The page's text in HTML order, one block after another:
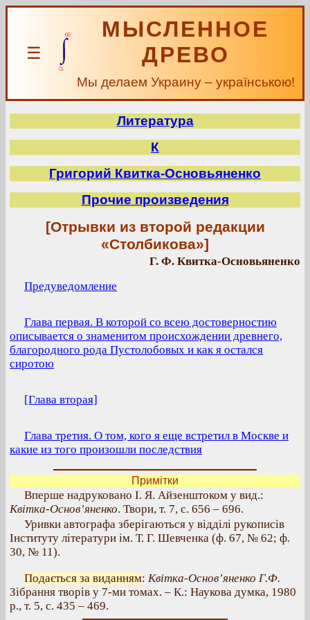
☰
МЫСЛЕННОЕ
ДРЕВО
Мы делаем Украину – українською!
Литература
К
Григорий Квитка-Основьяненко
Прочие произведения
[Отрывки из второй редакции
«Столбикова»]
Г. Ф. Квитка-Основьяненко
Предуведомление
Глава первая. В которой со всею достоверностию
описывается о знаменитом происхождении древнего,
благородного рода Пустолобовых и как я остался
сиротою
[Глава вторая]
Глава третия. О том, кого я еще встретил в Москве и
какие из того произошли последствия
Примітки
Вперше надруковано І. Я. Айзенштоком у вид.:
Квітка-Основ’яненко. Твори, т. 7, с. 656 – 696.
Уривки автографа зберігаються у відділі рукописів
Інституту літератури ім. Т. Г. Шевченка (ф. 67, № 62; ф.
30, № 11).
Подається за виданням: Квітка-Основ’яненко Г.Ф.
Зібрання творів у 7-ми томах. – К.: Наукова думка, 1980
р., т. 5, с. 435 – 469.